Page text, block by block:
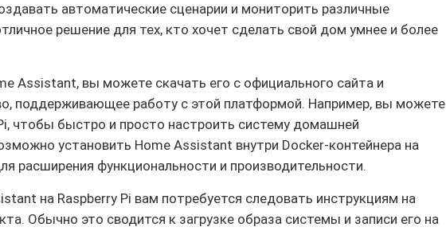
автоматические сценарии и мониторить различные
решение для тех, кто хочет сделать свой дом умнее и более
Assistant, вы можете скачать его с официального сайта и
поддерживающее работу с этой платформой. Например, вы можете
чтобы быстро и просто настроить систему домашней
установить Home Assistant внутри Docker-контейнера на
расширения функциональности и производительности.
на Raspberry Pi вам потребуется следовать инструкциям на
Обычно это сводится к загрузке образа системы и записи его на